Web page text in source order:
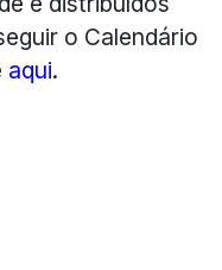
o Calendário
aqui.